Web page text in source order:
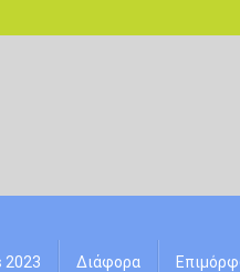
2023 Διάφορα